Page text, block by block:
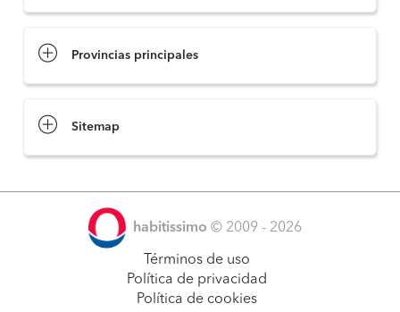
Provincias principales
Sitemap
habitissimo © 2009 - 2026
Términos de uso
Política de privacidad
Política de cookies